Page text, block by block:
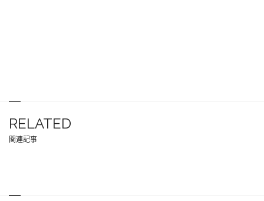
RELATED
関連記事